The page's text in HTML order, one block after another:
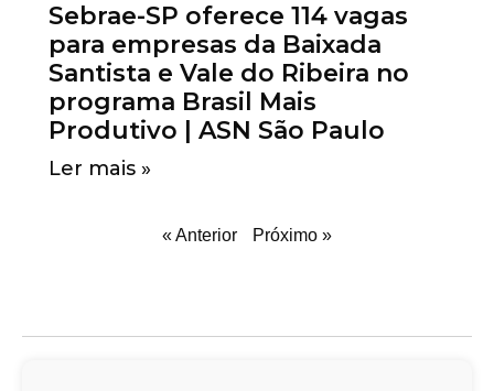
Sebrae-SP oferece 114 vagas
para empresas da Baixada
Santista e Vale do Ribeira no
programa Brasil Mais
Produtivo | ASN São Paulo
Ler mais »
« Anterior Próximo »